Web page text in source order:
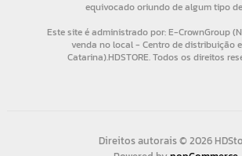
Direitos autorais © 2026